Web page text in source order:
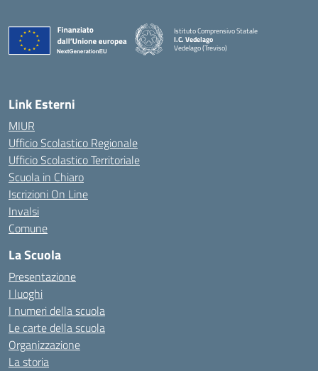
Istituto Comprensivo Statale
I.C. Vedelago
Vedelago (Treviso)
— Visita la pagina iniziale della scuola
Link Esterni
MIUR
Ufficio Scolastico Regionale
Ufficio Scolastico Territoriale
Scuola in Chiaro
Iscrizioni On Line
Invalsi
Comune
La Scuola
Presentazione
I luoghi
I numeri della scuola
Le carte della scuola
Organizzazione
La storia